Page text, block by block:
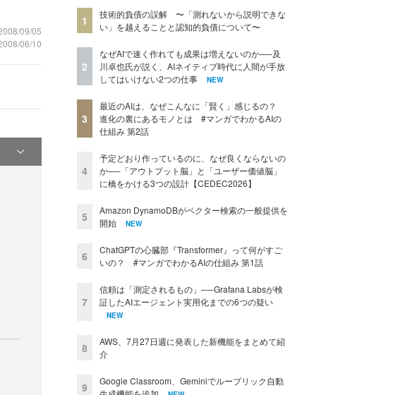
09/05
06/10
1
技術的負債の誤解 〜「測れないから説明できな
い」を越えることと認知的負債について〜
2
なぜAIで速く作れても成果は増えないのか──及
川卓也氏が説く、AIネイティブ時代に人間が手放
してはいけない2つの仕事
NEW
3
最近のAIは、なぜこんなに「賢く」感じるの？
進化の裏にあるモノとは #マンガでわかるAIの
仕組み 第2話
4
予定どおり作っているのに、なぜ良くならないの
か──「アウトプット脳」と「ユーザー価値脳」
に橋をかける3つの設計【CEDEC2026】
5
Amazon DynamoDBがベクター検索の一般提供を
開始
NEW
6
ChatGPTの心臓部『Transformer』って何がすご
いの？ #マンガでわかるAIの仕組み 第1話
7
信頼は「測定されるもの」──Grafana Labsが検
証したAIエージェント実用化までの6つの疑い
NEW
8
AWS、7月27日週に発表した新機能をまとめて紹
介
9
Google Classroom、Geminiでルーブリック自動